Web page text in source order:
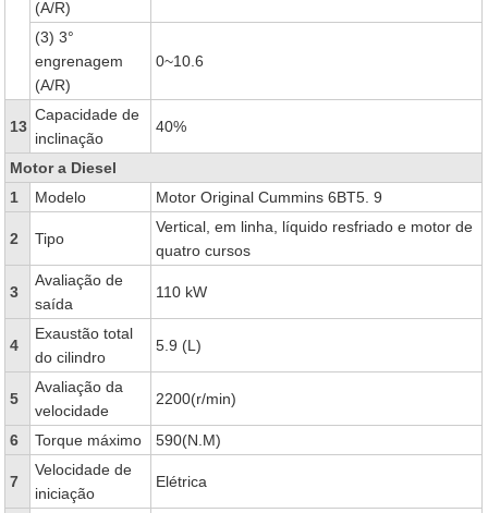
(A/R)
(3) 3°
engrenagem
(A/R)
0~10.6
13
Capacidade de
inclinação
40%
Motor a Diesel
1
Modelo Motor Original Cummins 6BT5. 9
2 Tipo
Vertical, em linha, líquido resfriado e motor de
quatro cursos
3
Avaliação de
saída
110 kW
4
Exaustão total
do cilindro
5.9 (L)
5
Avaliação da
velocidade
2200(r/min)
6 Torque máximo 590(N.M)
7
Velocidade de
iniciação
Elétrica